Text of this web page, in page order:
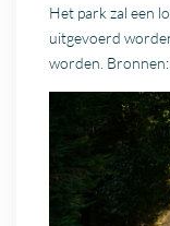
Het park zal een
uitgevoerd
worden.